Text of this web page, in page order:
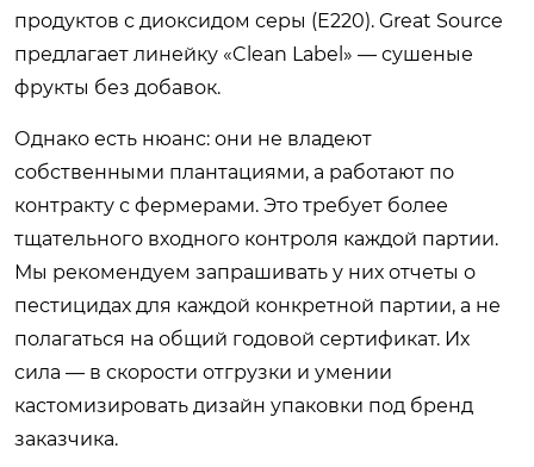
продуктов с диоксидом серы (E220). Great Source
предлагает линейку «Clean Label» — сушеные
фрукты без добавок.
Однако есть нюанс: они не владеют
собственными плантациями, а работают по
контракту с фермерами. Это требует более
тщательного входного контроля каждой партии.
Мы рекомендуем запрашивать у них отчеты о
пестицидах для каждой конкретной партии, а не
полагаться на общий годовой сертификат. Их
сила — в скорости отгрузки и умении
кастомизировать дизайн упаковки под бренд
заказчика.